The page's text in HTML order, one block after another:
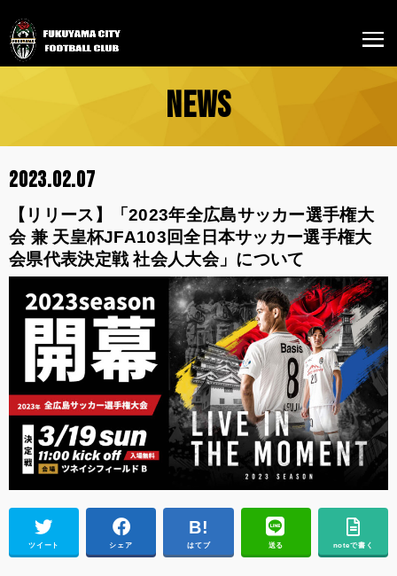
NEWS
2023.02.07
【リリース】「2023年全広島サッカー選手権大
会 兼 天皇杯JFA103回全日本サッカー選手権大
会県代表決定戦 社会人大会」について
ツイート シェア はてブ 送る noteで書く